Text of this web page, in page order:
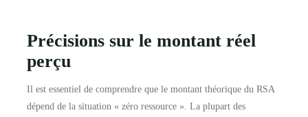
Précisions sur le montant réel
perçu
Il est essentiel de comprendre que le montant théorique du RSA
dépend de la situation « zéro ressource ». La plupart des